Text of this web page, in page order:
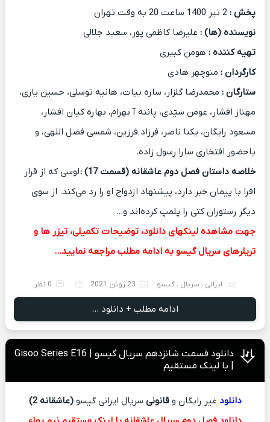
پخش :2 تیر 1400 ساعت 20 به وقت تهران
نویسنده (ها) :علیرضا کاظمی پور، سعید جلالی
تهیه کننده :هومن کبیری
کارگردان :منوچهر هادی
ستارگان : محمدرضا گلزار، ساره بیات، هانیه توسلی، حسین یاری،
مهناز افشار، عومن سیّدی، پانته آ بهرام، بهاره کیان افشار،
مسعود رایگان، یکتا ناصر، فرزاد فرزین، شمسی فضل اللهی، و
یاحضور افتخاری سارا رسول زاده.
خلاصه داستان فصل دوم عاشقانه (قسمت 17)
:لوسی که از قرار
افرا با پیمان خبر دارد، پیشنهاد ازدواج او را رد می‌کند. از سوی
دیگر رستوران کتی را پلمپ کرده‌اند و…
جهت مشاهده لینکهای دانلود، توضیحات تکمیلی، تیزر ها و
تریلرهای سریال گیسو به ادامه مطلب مراجعه نمایید…
ایرانی ، سریال ، گیسو 23 ژوئن 2021 0 نظر
ادامه مطلب + دانلود ...
دانلود قسمت شانزدهم سریال گیسو | Gisoo Series E16
| با لینک مستقیم
دانلود غیر رایگان وقانونی سریال ایرانی گیسو(عاشقانه 2)